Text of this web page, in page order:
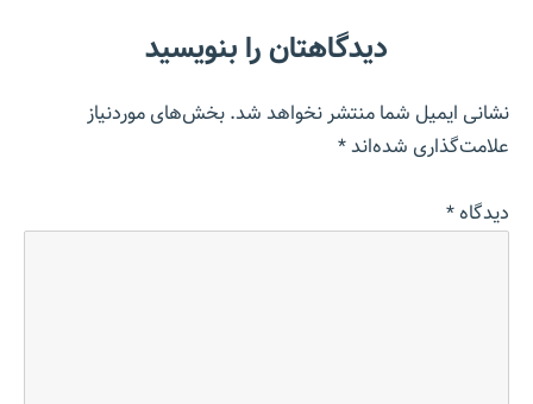
دیدگاهتان را بنویسید
نشانی ایمیل شما منتشر نخواهد شد.بخش‌های موردنیاز
علامت‌گذاری شده‌اند*
دیدگاه*